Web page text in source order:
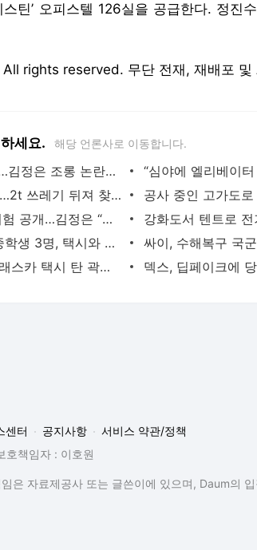
틴’ 오피스텔 126실을 공급한다. 정진
rights reserved. 무단 전재, 재배포 및
세요. 해당 언론사로 이동합니다.
가게 이름이 ‘뚱보 3세’…김정은 조롱 논란에 中한식당 결국
실수로 버린 1500달러…2t 쓰레기 뒤져 찾아준 공무원들
北, 자폭 무인기 성능시험 공개…김정은 “생산 늘려 조속 배치”
킥보드 1대에 올라탄 중학생 3명, 택시와 충돌해 다쳐
“월수입 2000만원” 알래스카 택시 탄 곽튜브, 한인 기사 수입에 ‘깜짝’
센터 공지사항
서비스 약관/정책
호책임자 : 이호원
은 자료제공사 또는 글쓴이에 있으며, Daum의